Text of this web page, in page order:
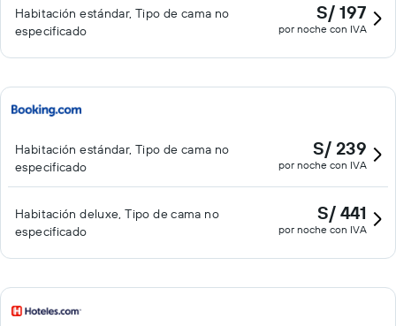
Habitación estándar, Tipo de cama no
especificado
S/ 197
por noche con IVA
Habitación estándar, Tipo de cama no
especificado
S/ 239
por noche con IVA
Habitación deluxe, Tipo de cama no
especificado
S/ 441
por noche con IVA